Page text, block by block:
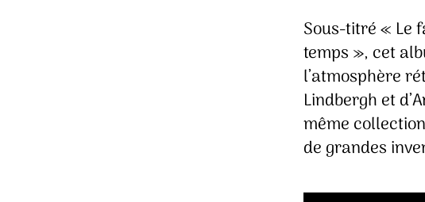
Sous-titré « Le
temps », cet
l’atmosphère
Lindbergh et
même
de grandes